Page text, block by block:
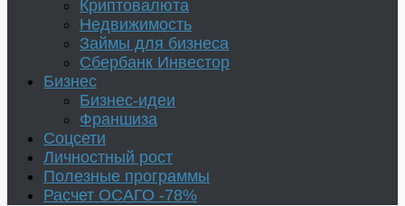
Криптовалюта
Недвижимость
Займы для бизнеса
Сбербанк Инвестор
Бизнес
Бизнес-идеи
Франшиза
Соцсети
Личностный рост
Полезные программы
Расчет ОСАГО -78%